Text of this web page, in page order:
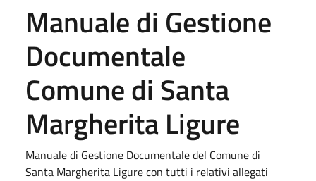
Manuale di Gestione
Documentale
Comune di Santa
Margherita Ligure
Manuale di Gestione Documentale del Comune di
Santa Margherita Ligure con tutti i relativi allegati